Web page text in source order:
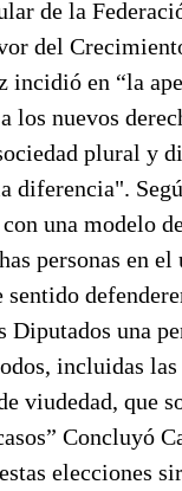
de la
del
incidió en “la
los nuevos
plural y
diferencia".
una modelo
personas en
sentido
Diputados una
incluidas
viudedad, que
Concluyó
elecciones